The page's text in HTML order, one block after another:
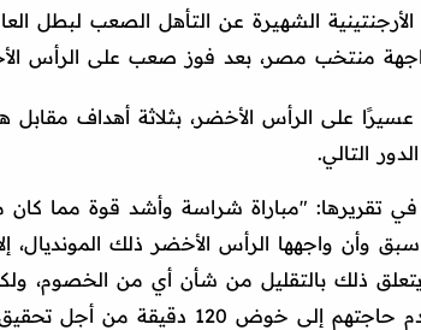
الشهيرة عن التأهل الصعب لبطل
عسيرًا على الرأس الأخضر، بثلاثة أهداف
التالي.
تقريرها: "مباراة شراسة وأشد قوة مما كان
وأن واجهها الرأس الأخضر ذلك المونديال،
يتعلق ذلك بالتقليل من شأن أي من الخصوم،
المنتخب الأرجنتيني بعدم حاجتهم